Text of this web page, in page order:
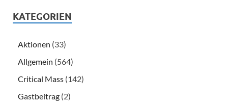
KATEGORIEN
Aktionen (33)
Allgemein (564)
Critical Mass (142)
Gastbeitrag (2)